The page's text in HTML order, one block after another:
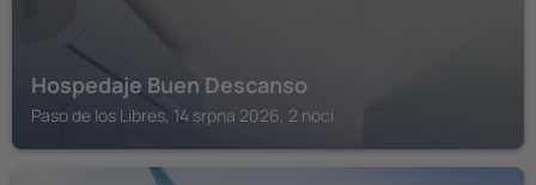
Hospedaje Buen Descanso
Paso de los Libres, 14 srpna 2026, 2 noci